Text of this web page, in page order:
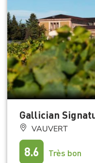
Gallician
VAUVERT
8.6 Très bon